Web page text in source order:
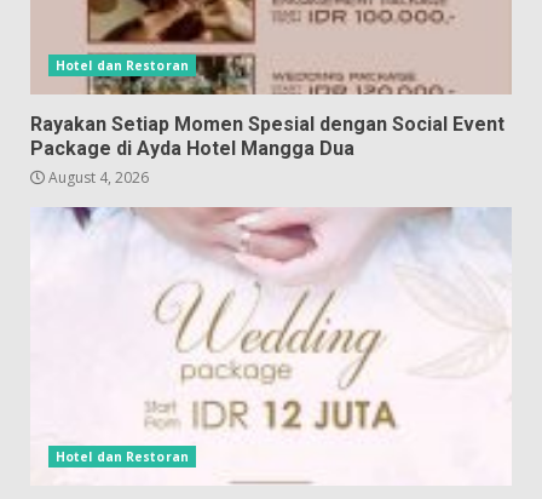
Hotel dan Restoran
Rayakan Setiap Momen Spesial dengan Social Event
Package di Ayda Hotel Mangga Dua
August 4, 2026
Hotel dan Restoran